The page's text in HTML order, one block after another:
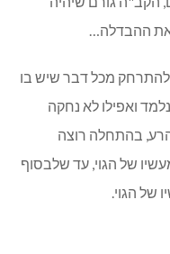
את ההבדלה…
להתרחק מכל דבר שיש בו
ואפילו לא נחקה
הרע, בהתחלה רוצה
של הגוי, עד שלבסוף
של הגוי.